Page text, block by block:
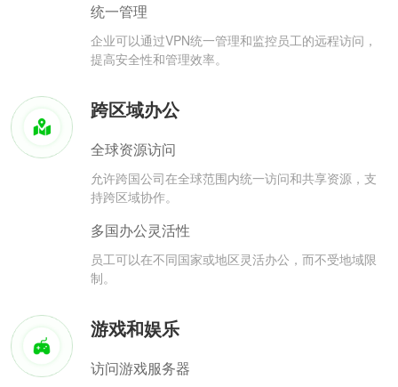
统一管理
企业可以通过VPN统一管理和监控员工的远程访问，
提高安全性和管理效率。
跨区域办公
全球资源访问
允许跨国公司在全球范围内统一访问和共享资源，支
持跨区域协作。
多国办公灵活性
员工可以在不同国家或地区灵活办公，而不受地域限
制。
游戏和娱乐
访问游戏服务器